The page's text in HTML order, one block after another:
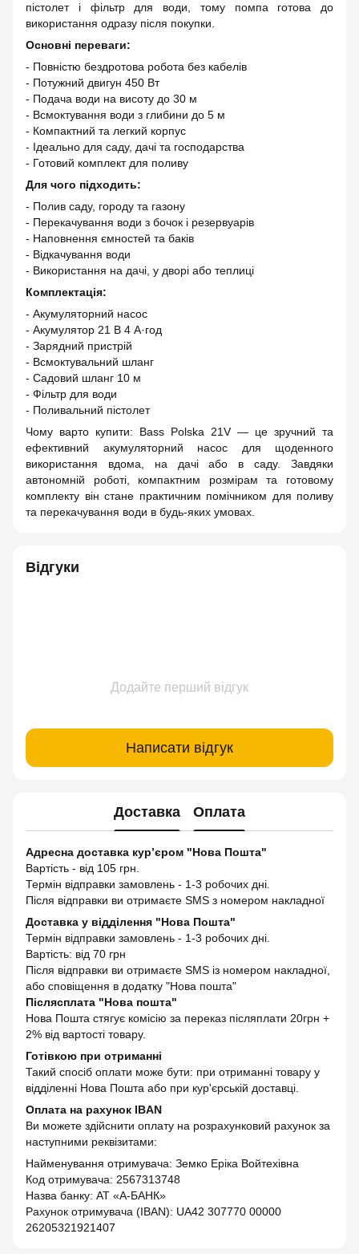
пістолет і фільтр для води, тому помпа готова до
використання одразу після покупки.
Основні переваги:
- Повністю бездротова робота без кабелів
- Потужний двигун 450 Вт
- Подача води на висоту до 30 м
- Всмоктування води з глибини до 5 м
- Компактний та легкий корпус
- Ідеально для саду, дачі та господарства
- Готовий комплект для поливу
Для чого підходить:
- Полив саду, городу та газону
- Перекачування води з бочок і резервуарів
- Наповнення ємностей та баків
- Відкачування води
- Використання на дачі, у дворі або теплиці
Комплектація:
- Акумуляторний насос
- Акумулятор 21 В 4 А·год
- Зарядний пристрій
- Всмоктувальний шланг
- Садовий шланг 10 м
- Фільтр для води
- Поливальний пістолет
Чому варто купити: Bass Polska 21V — це зручний та
ефективний акумуляторний насос для щоденного
використання вдома, на дачі або в саду. Завдяки
автономній роботі, компактним розмірам та готовому
комплекту він стане практичним помічником для поливу
та перекачування води в будь-яких умовах.
Відгуки
Додайте перший відгук
Написати відгук
Доставка Оплата
Адресна доставка кур’єром "Нова Пошта"
Вартість - від 105 грн.
Термін відправки замовлень - 1-3 робочих дні.
Після відправки ви отримаєте SMS з номером накладної
Доставка у відділення "Нова Пошта"
Термін відправки замовлень - 1-3 робочих дні.
Вартість: від 70 грн
Після відправки ви отримаєте SMS із номером накладної,
або сповіщення в додатку "Нова пошта"
Післясплата "Нова пошта"
Нова Пошта стягує комісію за переказ післяплати 20грн +
2% від вартості товару.
Готівкою при отриманні
Такий спосіб оплати може бути: при отриманні товару у
відділенні Нова Пошта або при кур'єрській доставці.
Оплата на рахунок IBAN
Ви можете здійснити оплату на розрахунковий рахунок за
наступними реквізитами:
Найменування отримувача: Земко Еріка Войтехівна
Код отримувача: 2567313748
Назва банку: АТ «А-БАНК»
Рахунок отримувача (IBAN): UA42 307770 00000
26205321921407